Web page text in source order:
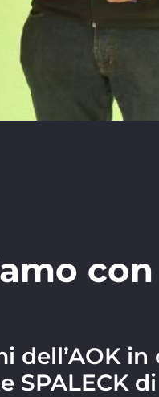
dell’AOK in
SPALECK